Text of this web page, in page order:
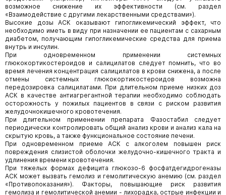
возможное снижение их эффективности (см. раздел
«Взаимодействие с другими лекарственными средствами»).
Высокие дозы АСК оказывают гипогликемический эффект, что
необходимо иметь в виду при назначении ее пациентам с сахарным
диабетом, получающим гипогликемические средства для приема
внутрь и инсулин.
При одновременном применении системных
глюкокортикостероидов и салицилатов следует помнить, что во
время лечения концентрация салицилатов в крови снижена, а после
отмены системных глюкокортикостероидов возможна
передозировка салицилатами. При длительном приеме низких доз
АСК в качестве антиагрегантной терапии необходимо соблюдать
осторожность у пожилых пациентов в связи с риском развития
желудочнокишечного кровотечения.
При длительном применении препарата Фазостабил следует
периодически контролировать общий анализ крови и анализ кала на
скрытую кровь, а также функциональное состояние печени.
При одновременном приеме АСК с алкоголем повышен риск
повреждения слизистой оболочки желудочно-кишечного тракта и
удлинения времени кровотечения.
При тяжелых формах дефицита глюкозо-6 фосфатдегидрогеназы
АСК может вызвать гемолиз и гемолитическую анемию (см. раздел
«Противопоказания»). Факторы, повышающие риск развития
гемолиза и гемолитической анемии - лихорадка, острые инфекции и